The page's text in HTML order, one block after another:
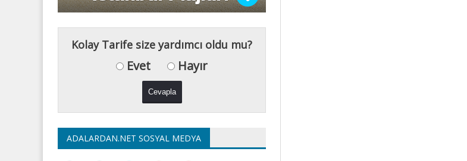
Kolay Tarife size yardımcı oldu mu?
Evet Hayır
ADALARDAN.NET SOSYAL MEDYA